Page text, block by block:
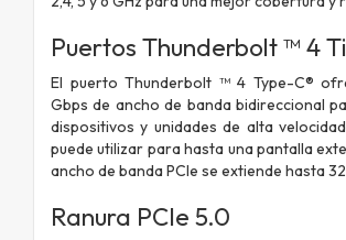
Puertos Thunderbolt ™ 4
El puerto Thunderbolt ™ 4 Type-C®
Gbps de ancho de banda bidireccional
dispositivos y unidades de alta
puede utilizar para hasta una pantalla
ancho de banda PCIe se extiende hasta
Ranura PCIe 5.0